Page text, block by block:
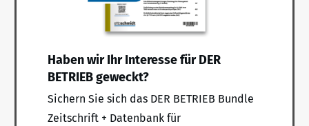
Haben wir Ihr Interesse für DER
BETRIEB geweckt?
Sichern Sie sich das DER BETRIEB Bundle
Zeitschrift + Datenbank für